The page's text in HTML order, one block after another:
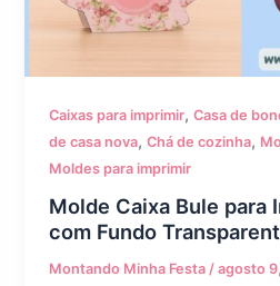
Caixas para imprimir,Casa de
de casa nova,Chá de cozinha,
Moldes para imprimir
Molde Caixa Bule para
com Fundo
Montando Minha Festa/agosto